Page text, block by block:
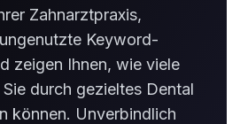
Zahnarztpraxis,
Keyword-
zeigen Ihnen, wie viele
durch gezieltes Dental
können. Unverbindlich